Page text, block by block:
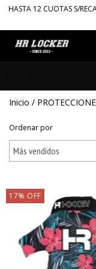
HASTA 12 CUOTAS S/
Inicio /
Ordenar por
17% OFF